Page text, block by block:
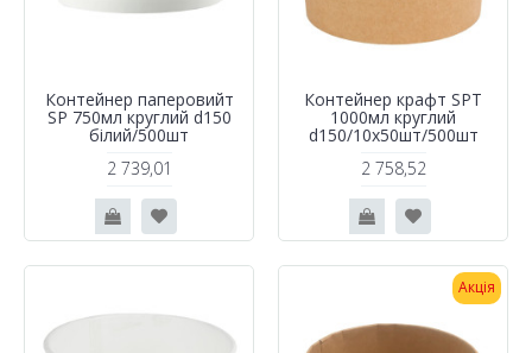
Контейнер паперовийт
SP 750мл круглий d150
білий/500шт
2 739,01
Контейнер крафт SPT
1000мл круглий
d150/10х50шт/500шт
2 758,52
Акція